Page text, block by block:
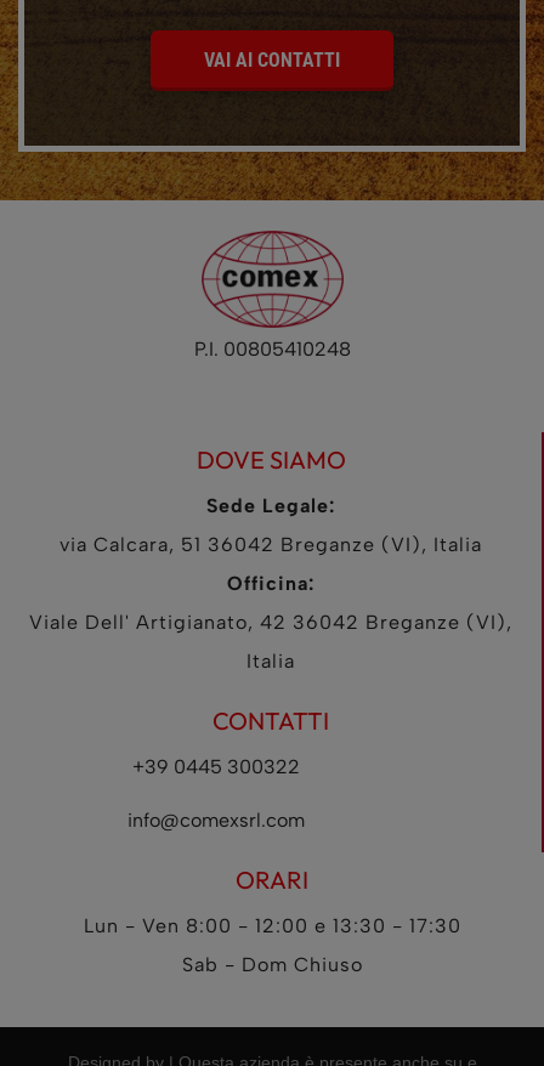
VAI AI CONTATTI
P.I. 00805410248
DOVE SIAMO
Sede Legale:
via Calcara, 51 36042 Breganze (VI), Italia
Officina:
Viale Dell' Artigianato, 42 36042 Breganze (VI),
Italia
CONTATTI
+39 0445 300322
info@comexsrl.com
ORARI
Lun - Ven 8:00 - 12:00 e 13:30 - 17:30
Sab - Dom Chiuso